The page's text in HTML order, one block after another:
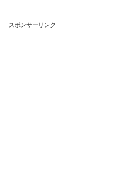
スポンサーリンク